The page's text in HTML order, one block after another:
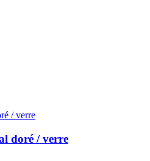
doré / verre